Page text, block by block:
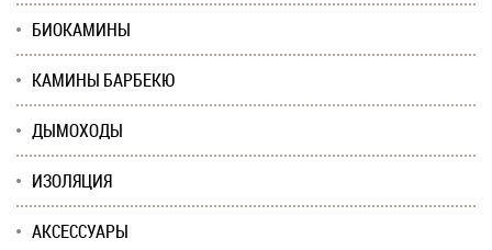
БИОКАМИНЫ
КАМИНЫ БАРБЕКЮ
ДЫМОХОДЫ
ИЗОЛЯЦИЯ
АКСЕССУАРЫ